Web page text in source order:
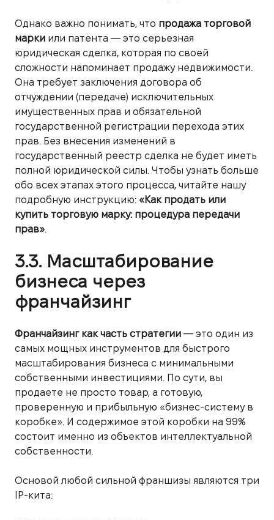
Однако важно понимать, что продажа торговой
марки или патента — это серьезная
юридическая сделка, которая по своей
сложности напоминает продажу недвижимости.
Она требует заключения договора об
отчуждении (передаче) исключительных
имущественных прав и обязательной
государственной регистрации перехода этих
прав. Без внесения изменений в
государственный реестр сделка не будет иметь
полной юридической силы. Чтобы узнать больше
обо всех этапах этого процесса, читайте нашу
подробную инструкцию: «Как продать или
купить торговую марку: процедура передачи
прав».
3.3. Масштабирование
бизнеса через
франчайзинг
Франчайзинг как часть стратегии — это один из
самых мощных инструментов для быстрого
масштабирования бизнеса с минимальными
собственными инвестициями. По сути, вы
продаете не просто товар, а готовую,
проверенную и прибыльную «бизнес-систему в
коробке». И содержимое этой коробки на 99%
состоит именно из объектов интеллектуальной
собственности.
Основой любой сильной франшизы являются три
IP-кита: